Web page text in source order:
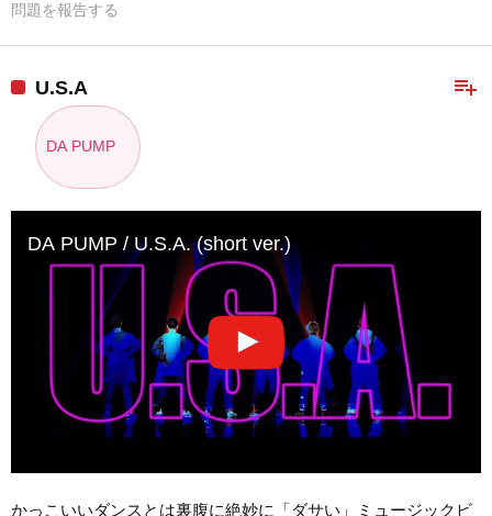
問題を報告する
playlist_add
U.S.A
DA PUMP
DA PUMP / U.S.A. (short ver.)
かっこいいダンスとは裏腹に絶妙に「ダサい」ミュージックビ